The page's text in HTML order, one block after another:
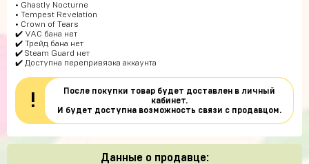
• Ghastly Nocturne
• Tempest Revelation
• Crown of Tears
✔️ VAC бана нет
✔️ Трейд бана нет
✔️ Steam Guard нет
✔️ Доступна перепривязка аккаунта
!
После покупки товар будет доставлен в личный
кабинет.
И будет доступна возможность связи с продавцом.
Данные о продавце: